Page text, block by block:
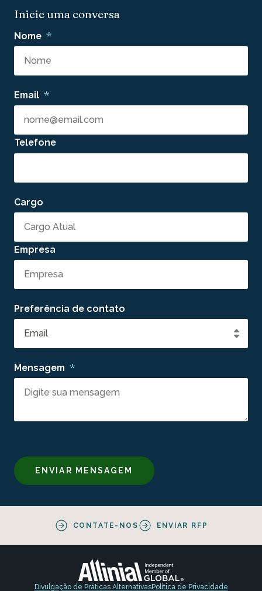
Inicie uma conversa
Nome *
Email *
Telefone
Cargo
Empresa
Preferência de contato
Mensagem *
CONTATE-NOS ENVIAR RFP
Divulgação de Práticas AlternativasPolítica de Privacidade